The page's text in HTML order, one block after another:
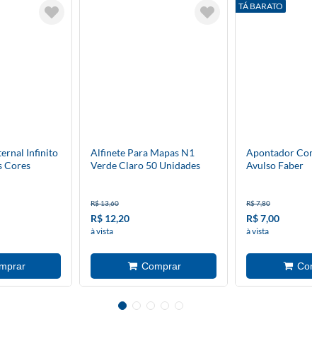
Infinito
Cores
Alfinete Para Mapas N1
Verde Claro 50 Unidades
R$ 13,60
R$ 12,20
à vista
TÁ BARATO
Apontador
Avulso Faber
R$ 7,80
R$ 7,00
à vista